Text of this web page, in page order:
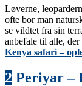
Løverne,
ofte bor man
se vildtet fra sin
anbefale til alle,
Kenya safari –
2 Periyar –